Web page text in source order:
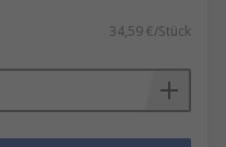
34,59 €/Stück